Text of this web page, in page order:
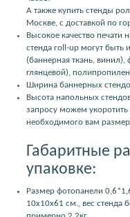
А также купить стенды
Москве, с доставкой по
Высокое качество печати
стенда roll-up могут быть
(баннерная ткань,
глянцевой), полипропилен
Ширина баннерных
Высота напольных
запросу можем
необходимого вам
Габаритные
упаковке:
Размер фотопанели
10x10x61 см., вес стенда